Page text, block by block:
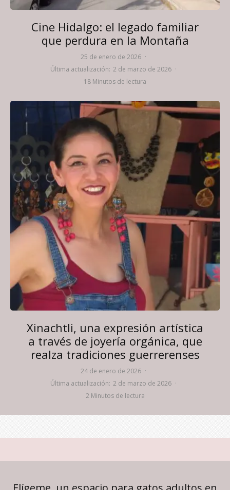
Cine Hidalgo: el legado familiar
que perdura en la Montaña
25 de enero de 2026 ·
Última actualización: 2 de marzo de 2026 ·
18 Minutos de lectura
Xinachtli, una expresión artística
a través de joyería orgánica, que
realza tradiciones guerrerenses
24 de enero de 2026 ·
Última actualización: 2 de marzo de 2026 ·
2 Minutos de lectura